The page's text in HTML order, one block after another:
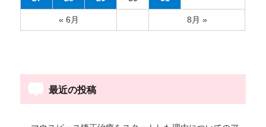
« 6月 8月 »
最近の投稿